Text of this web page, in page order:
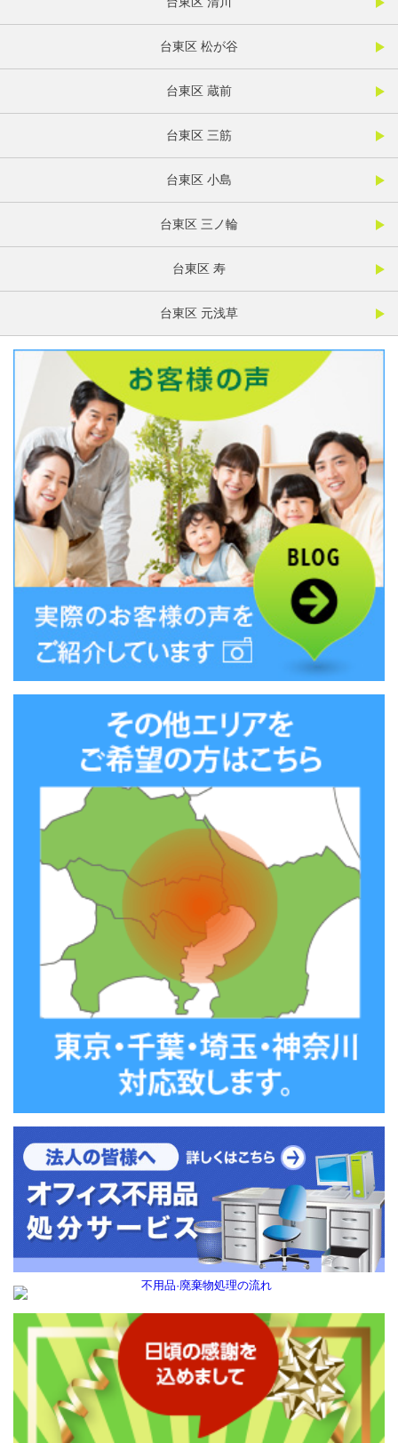
台東区 松が谷
台東区 蔵前
台東区 三筋
台東区 小島
台東区 三ノ輪
台東区 寿
台東区 元浅草